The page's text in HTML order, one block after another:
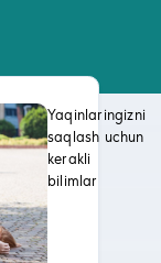
Yaqinlaringizni
saqlash uchun
kerakli
bilimlar